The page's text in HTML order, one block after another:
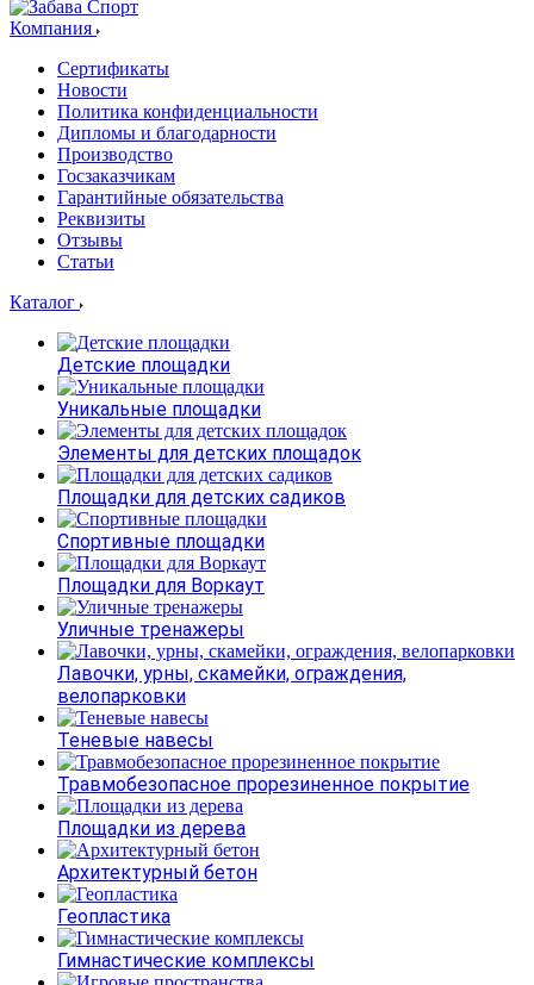
Компания
Сертификаты
Новости
Политика конфиденциальности
Дипломы и благодарности
Производство
Госзаказчикам
Гарантийные обязательства
Реквизиты
Отзывы
Статьи
Каталог
Детские площадки
Уникальные площадки
Элементы для детских площадок
Площадки для детских садиков
Спортивные площадки
Площадки для Воркаут
Уличные тренажеры
Лавочки, урны, скамейки, ограждения,
велопарковки
Теневые навесы
Травмобезопасное прорезиненное покрытие
Площадки из дерева
Архитектурный бетон
Геопластика
Гимнастические комплексы